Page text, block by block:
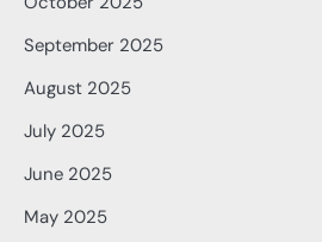
September 2025
August 2025
July 2025
June 2025
May 2025